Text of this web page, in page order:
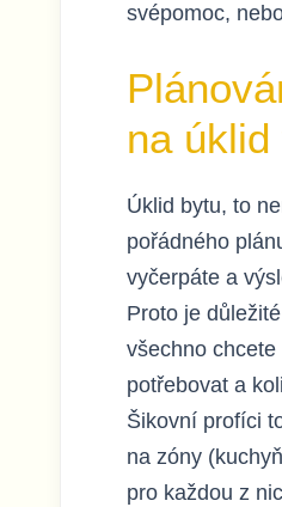
svépomoc,
na
Úklid bytu, to
pořádného
vyčerpáte a
Proto je
všechno
potřebovat a
Šikovní profíci
na zóny
pro každou z